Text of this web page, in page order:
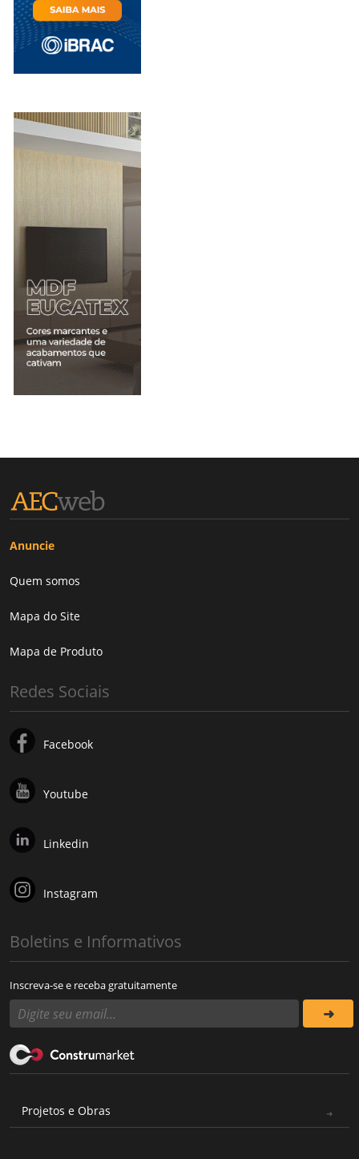
Anuncie
Quem somos
Mapa do Site
Mapa de Produto
Redes Sociais
Facebook
Youtube
Linkedin
Instagram
Boletins e Informativos
Inscreva-se e receba gratuitamente
Projetos e Obras